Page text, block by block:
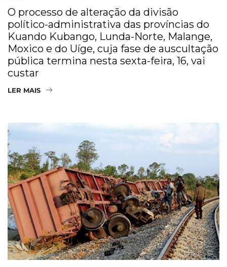
O processo de alteração da divisão
político-administrativa das províncias do
Kuando Kubango, Lunda-Norte, Malange,
Moxico e do Uíge, cuja fase de auscultação
pública termina nesta sexta-feira, 16, vai
custar
LER MAIS